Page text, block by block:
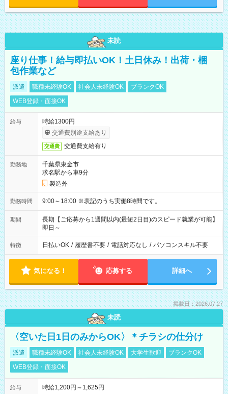
未読
座り仕事！給与即払いOK！土日休み！出荷・梱
包作業など
派遣 職種未経験OK 社会人未経験OK
ブランクOK
WEB登録・面接OK
給与
時給1300円
交通費別途支給あり
交通費 交通費支給有り
勤務地
千葉県東金市
求名駅から車9分
製造外
勤務時間 9:00～18:00 ※表記のうち実働8時間です。
期間
長期【ご応募から1週間以内(最短2日目)のスピード就業が可能】
即日～
特徴 日払いOK / 履歴書不要 / 電話対応なし / パソコンスキル不要
気になる！ 応募する 詳細へ
掲載日：2026.07.27
未読
〈空いた日1日のみからOK〉＊チラシの仕分け
派遣 職種未経験OK 社会人未経験OK 大学生歓迎
ブランクOK
WEB登録・面接OK
給与 時給1,200円～1,625円